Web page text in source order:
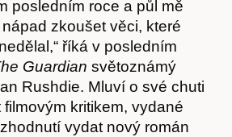
posledním roce a půl mě
zkoušet věci, které
říká v posledním
Guardian světoznámý
Rushdie. Mluví o své chuti
kritikem, vydané
vydat nový román